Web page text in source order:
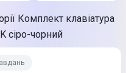
Комплект клавіатура
сіро-чорний